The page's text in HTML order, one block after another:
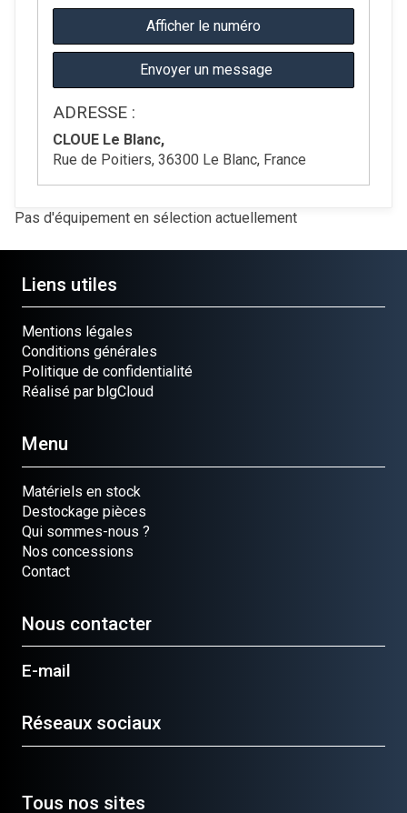
Afficher le numéro
Envoyer un message
ADRESSE :
CLOUE Le Blanc,
Rue de Poitiers, 36300 Le Blanc, France
Pas d'équipement en sélection actuellement
Liens utiles
Mentions légales
Conditions générales
Politique de confidentialité
Réalisé par blgCloud
Menu
Matériels en stock
Destockage pièces
Qui sommes-nous ?
Nos concessions
Contact
Nous contacter
E-mail
Réseaux sociaux
Tous nos sites